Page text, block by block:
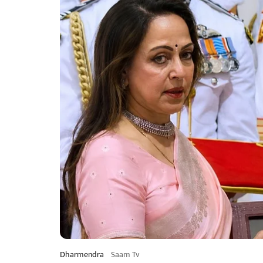
Dharmendra Saam Tv